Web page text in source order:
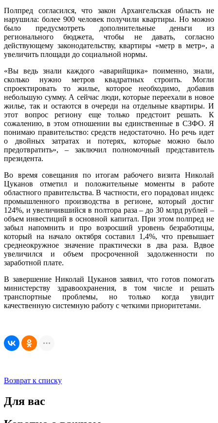
Полпред согласился, что закон Архангельская область не
нарушила: более 900 человек получили квартиры. Но можно
было предусмотреть дополнительные деньги из
регионального бюджета, чтобы не давать, согласно
действующему законодательству, квартиры «метр в метр», а
увеличить площади до социальной нормы.
«Вы ведь знали каждого «аварийщика» поименно, знали,
сколько нужно метров квадратных строить. Могли
спроектировать то жилье, которое необходимо, добавив
небольшую сумму. А сейчас люди, которые переехали в новое
жилье, так и остаются в очереди на отдельные квартиры. И
этот вопрос региону еще только предстоит решать. К
сожалению, в этом отношении вы единственные в СЗФО. Я
понимаю правительство: средств недостаточно. Но речь идет
о двойных затратах и потерях, которые можно было
предотвратить», – заключил полномочный представитель
президента.
Во время совещания по итогам рабочего визита Николай
Цуканов отметил и положительные моменты в работе
областного правительства. В частности, его порадовал индекс
промышленного производства в регионе, который достиг
124%, и увеличившийся в полтора раза – до 30 млрд рублей –
объем инвестиций в основной капитал. При этом полпред не
забыл напомнить и про возросший уровень безработицы,
который на начало октября составил 1,4%, что превышает
среднеокружное значение практически в два раза. Вдвое
увеличился и объем просроченной задолженности по
заработной плате.
В завершение Николай Цуканов заявил, что готов помогать
министерству здравоохранения, в том числе и решать
транспортные проблемы, но только когда увидит
качественную системную работу с четкими приоритетами.
Возврат к списку
Для вас